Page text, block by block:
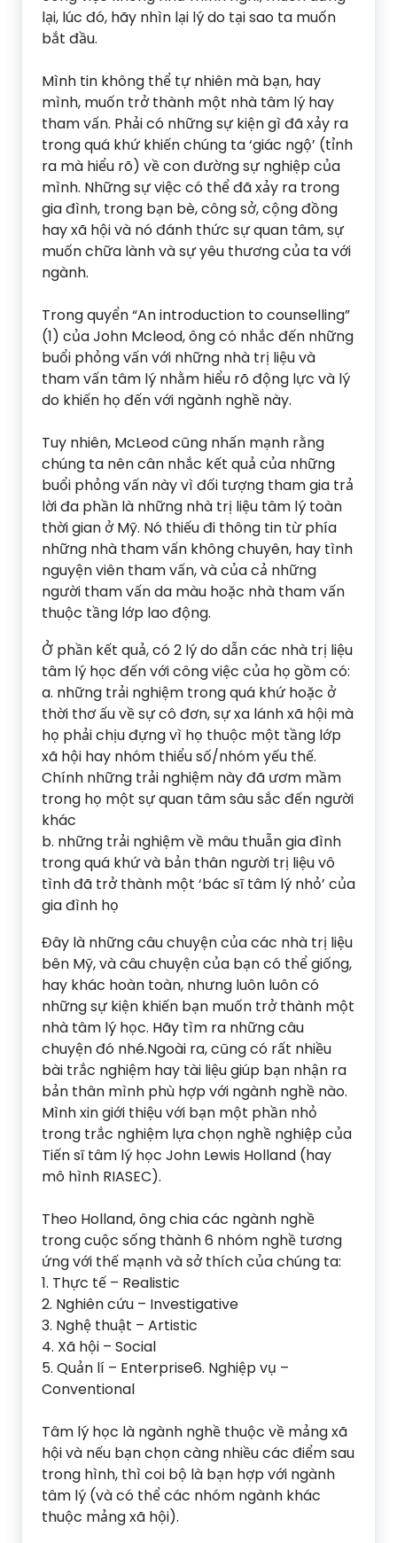
lại, lúc đó, hãy nhìn lại lý do tại sao ta muốn
bắt đầu.
Mình tin không thể tự nhiên mà bạn, hay
mình, muốn trở thành một nhà tâm lý hay
tham vấn. Phải có những sự kiện gì đã xảy ra
trong quá khứ khiến chúng ta ‘giác ngộ’ (tỉnh
ra mà hiểu rõ) về con đường sự nghiệp của
mình. Những sự việc có thể đã xảy ra trong
gia đình, trong bạn bè, công sở, cộng đồng
hay xã hội và nó đánh thức sự quan tâm, sự
muốn chữa lành và sự yêu thương của ta với
ngành.
Trong quyển “An introduction to counselling”
(1) của John Mcleod, ông có nhắc đến những
buổi phỏng vấn với những nhà trị liệu và
tham vấn tâm lý nhằm hiểu rõ động lực và lý
do khiến họ đến với ngành nghề này.
Tuy nhiên, McLeod cũng nhấn mạnh rằng
chúng ta nên cân nhắc kết quả của những
buổi phỏng vấn này vì đối tượng tham gia trả
lời đa phần là những nhà trị liệu tâm lý toàn
thời gian ở Mỹ. Nó thiếu đi thông tin từ phía
những nhà tham vấn không chuyên, hay tình
nguyện viên tham vấn, và của cả những
người tham vấn da màu hoặc nhà tham vấn
thuộc tầng lớp lao động.
Ở phần kết quả, có 2 lý do dẫn các nhà trị liệu
tâm lý học đến với công việc của họ gồm có:
a. những trải nghiệm trong quá khứ hoặc ở
thời thơ ấu về sự cô đơn, sự xa lánh xã hội mà
họ phải chịu đựng vì họ thuộc một tầng lớp
xã hội hay nhóm thiểu số/nhóm yếu thế.
Chính những trải nghiệm này đã ươm mầm
trong họ một sự quan tâm sâu sắc đến người
khác
b. những trải nghiệm về mâu thuẫn gia đình
trong quá khứ và bản thân người trị liệu vô
tình đã trở thành một ‘bác sĩ tâm lý nhỏ’ của
gia đình họ
Đây là những câu chuyện của các nhà trị liệu
bên Mỹ, và câu chuyện của bạn có thể giống,
hay khác hoàn toàn, nhưng luôn luôn có
những sự kiện khiến bạn muốn trở thành một
nhà tâm lý học. Hãy tìm ra những câu
chuyện đó nhé.Ngoài ra, cũng có rất nhiều
bài trắc nghiệm hay tài liệu giúp bạn nhận ra
bản thân mình phù hợp với ngành nghề nào.
Mình xin giới thiệu với bạn một phần nhỏ
trong trắc nghiệm lựa chọn nghề nghiệp của
Tiến sĩ tâm lý học John Lewis Holland (hay
mô hình RIASEC).
Theo Holland, ông chia các ngành nghề
trong cuộc sống thành 6 nhóm nghề tương
ứng với thế mạnh và sở thích của chúng ta:
1. Thực tế – Realistic
2. Nghiên cứu – Investigative
3. Nghệ thuật – Artistic
4. Xã hội – Social
5. Quản lí – Enterprise6. Nghiệp vụ –
Conventional
Tâm lý học là ngành nghề thuộc về mảng xã
hội và nếu bạn chọn càng nhiều các điểm sau
trong hình, thì coi bộ là bạn hợp với ngành
tâm lý (và có thể các nhóm ngành khác
thuộc mảng xã hội).